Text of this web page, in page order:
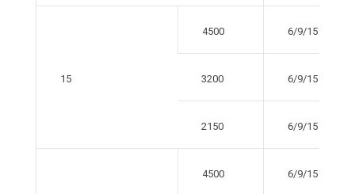
15
4500 6/9/15
3200 6/9/15
2150 6/9/15
4500 6/9/15